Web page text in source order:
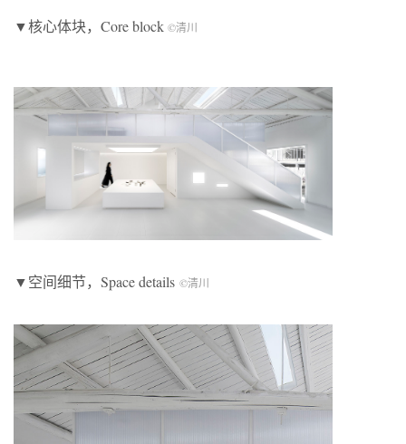
▼核心体块，Core block ©清川
▼空间细节，Space details ©清川